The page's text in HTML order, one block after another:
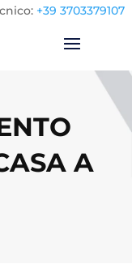
+39 3703379107
A